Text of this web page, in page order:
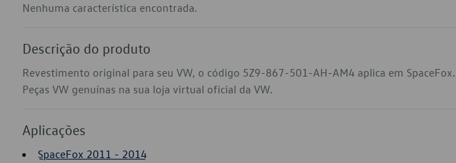
Nenhuma característica encontrada.
Descrição do produto
Revestimento original para seu VW, o código 5Z9-867-501-AH-AM4 aplica em SpaceFox.
Peças VW genuínas na sua loja virtual oficial da VW.
Aplicações
SpaceFox 2011 - 2014